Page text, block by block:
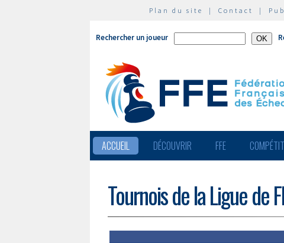
Plan du site | Contact |
Rechercher un joueur
ACCUEIL DÉCOUVRIR FFE
Tournois de la Ligue de